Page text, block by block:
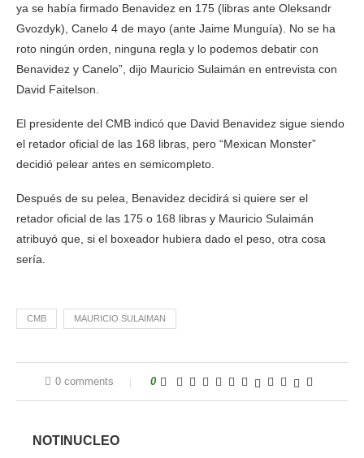
ya se había firmado Benavidez en 175 (libras ante Oleksandr
Gvozdyk), Canelo 4 de mayo (ante Jaime Munguía). No se ha
roto ningún orden, ninguna regla y lo podemos debatir con
Benavidez y Canelo”, dijo Mauricio Sulaimán en entrevista con
David Faitelson.
El presidente del CMB indicó que David Benavidez sigue siendo
el retador oficial de las 168 libras, pero “Mexican Monster”
decidió pelear antes en semicompleto.
Después de su pelea, Benavidez decidirá si quiere ser el
retador oficial de las 175 o 168 libras y Mauricio Sulaimán
atribuyó que, si el boxeador hubiera dado el peso, otra cosa
sería.
CMB MAURICIO SULAIMAN
0 comments 0
NOTINUCLEO